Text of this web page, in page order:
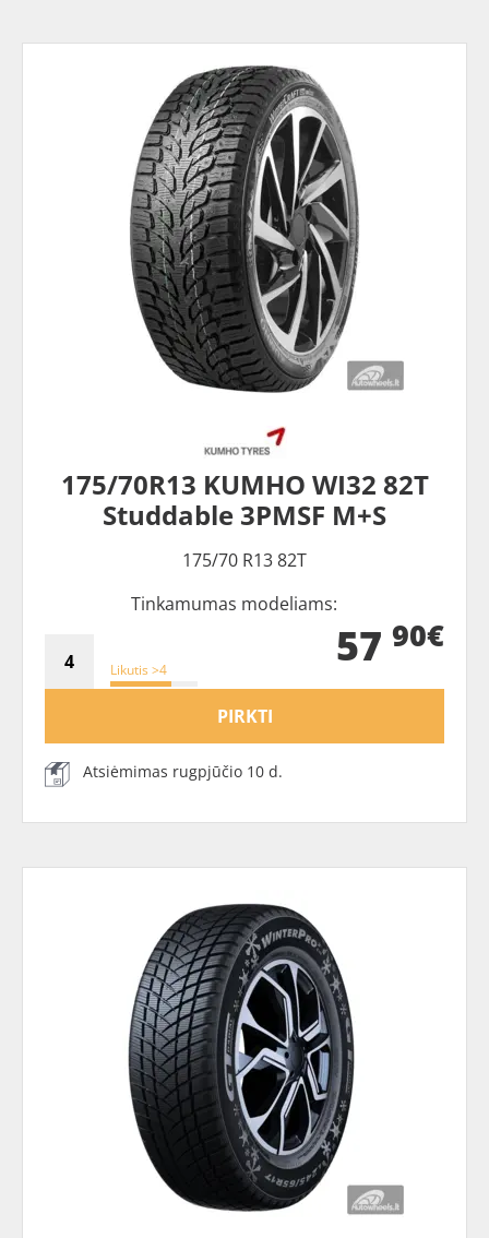
175/70R13 KUMHO WI32 82T
Studdable 3PMSF M+S
175/70 R13 82T
Tinkamumas modeliams:
Likutis >4 57 90€
PIRKTI
Atsiėmimas rugpjūčio 10 d.